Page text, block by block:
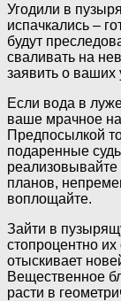
Угодили в
испачкались –
будут
сваливать на
заявить о
Если вода в
ваше мрачное
Предпосылкой
подаренные
реализовывайте
планов,
воплощайте.
Зайти в
стопроцентно
отыскивает
Вещественное
расти в